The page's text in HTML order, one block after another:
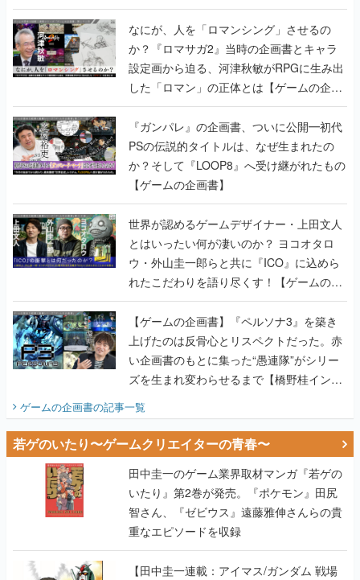
書】
なにが、人を「ロマンシング」させるの
か？『ロマサガ2』当時の企画書とキャラ
設定画から迫る、河津秋敏がRPGに生み出
した「ロマン」の正体とは【ゲームの企画
書】
『ガンパレ』の企画書、ついに公開━初代
PSの伝説的タイトルは、なぜ生まれたの
か？そして『LOOP8』へ受け継がれたもの
【ゲームの企画書】
世界が認めるゲームデザイナー・上田文人
とはいったい何が凄いのか？ ヨコオタロ
ウ・外山圭一郎らと共に『ICO』に込めら
れたこだわりを語り尽くす！【ゲームの企
画書】
【ゲームの企画書】『ペルソナ3』を築き
上げたのは反骨心とリスペクトだった。赤
い企画書のもとに集った“愚連隊”がシリー
ズを生まれ変わらせるまで【橋野桂インタ
ビュー】
ゲームの企画書の記事一覧
若ゲのいたり〜ゲームクリエイターの青春〜
田中圭一のゲーム業界取材マンガ『若ゲの
いたり』第2巻が発売。『ポケモン』田尻
智さん、『ゼビウス』遠藤雅伸さんらの貴
重なエピソードを収録
【田中圭一連載：アイマス/ガンダム 戦場